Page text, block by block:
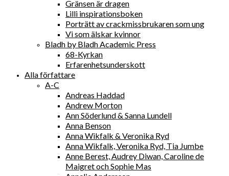
Gränsen är dragen
Lilli inspirationsboken
Porträtt av crackmissbrukaren som ung
Vi som älskar kvinnor
Bladh by Bladh Academic Press
68-Kyrkan
Erfarenhetsunderskott
Alla författare
A-C
Andreas Haddad
Andrew Morton
Ann Söderlund & Sanna Lundell
Anna Benson
Anna Wikfalk & Veronika Ryd
Anna Wikfalk, Veronika Ryd, Tia Jumbe
Anne Berest, Audrey Diwan, Caroline de
Maigret och Sophie Mas